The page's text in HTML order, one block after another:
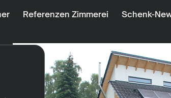
Referenzen Zimmerei Schenk-